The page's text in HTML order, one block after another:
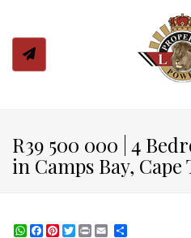
R39 500 000 | 4
in Camps Bay, Cape
WhatsApp
Facebook
Pinterest
Twitter
Print